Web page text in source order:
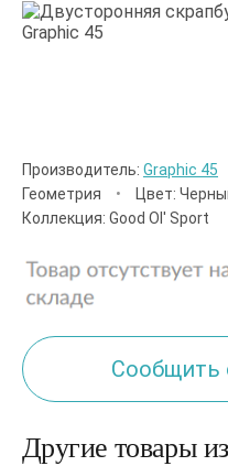
Производитель: Graphic 45
Геометрия
• Цвет:
Коллекция: Good Ol' Sport
Сообщить
Другие товары